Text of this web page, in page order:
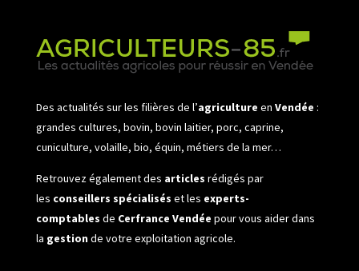
Des actualités sur les filières de l’agriculture en Vendée :
grandes cultures, bovin, bovin laitier, porc, caprine,
cuniculture, volaille, bio, équin, métiers de la mer…
Retrouvez également des articles rédigés par
les conseillers spécialisés et les experts-
comptables de Cerfrance Vendée pour vous aider dans
la gestionde votre exploitation agricole.